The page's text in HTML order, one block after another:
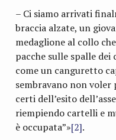
– Ci siamo arrivati
braccia alzate, un
medaglione al collo
pacche sulle spalle
come un canguretto
sembravano non
certi dell’esito
riempiendo cartelli e
è occupata”»[2].